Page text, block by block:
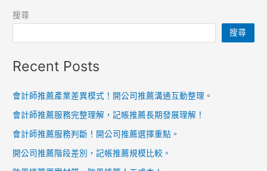
搜尋
搜尋
Recent Posts
會計師推薦產業差異模式！開公司推薦溝通互動整理。
會計師推薦服務完整理解，記帳推薦長期發展理解！
會計師推薦服務判斷！開公司推薦選擇重點。
開公司推薦階段差別，記帳推薦規模比較。